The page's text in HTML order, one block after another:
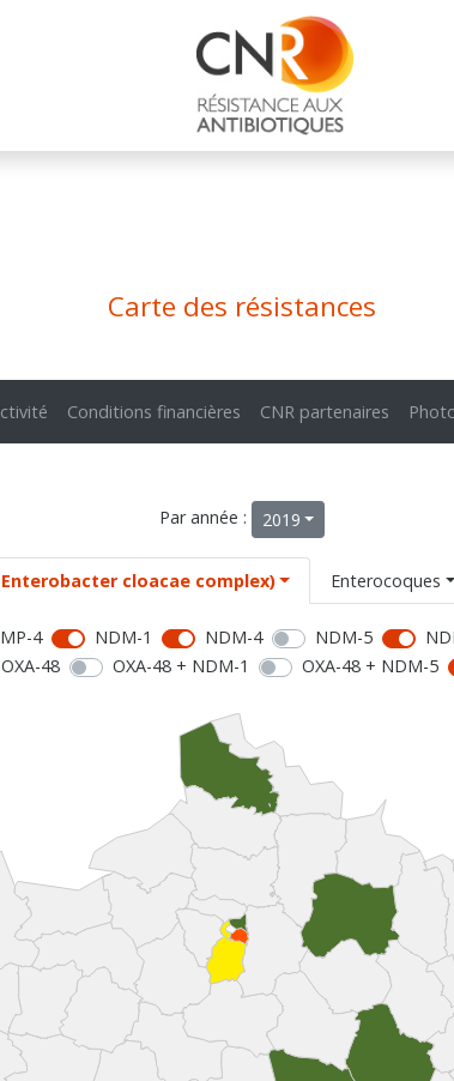
Carte des résistances
Conditions financières CNR partenaires
Par année : 2019
cloacae complex) Enterocoques
4 NDM-1 NDM-4 NDM-5
OXA-48 OXA-48 + NDM-1 OXA-48 + NDM-5